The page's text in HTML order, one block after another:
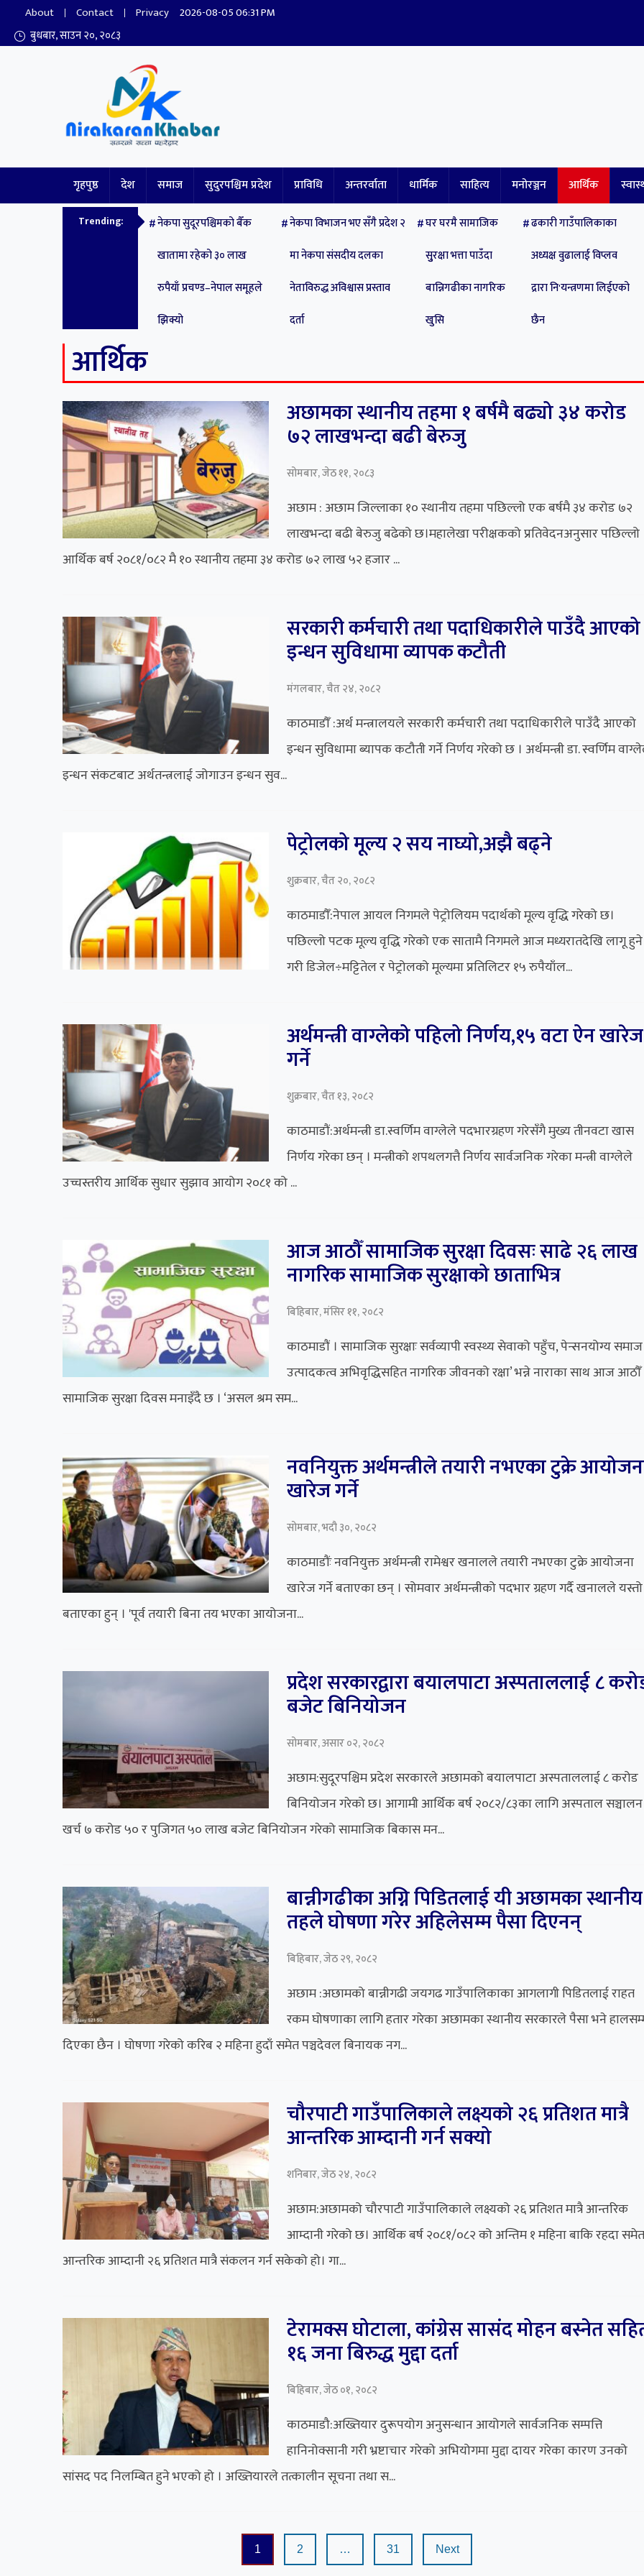
About Contact Privacy 2026-08-05 06:31 PM
बुधबार, साउन २०, २०८३
गृहपुष्ठ देश समाज सुदुरपश्चिम प्रदेश प्राविधि अन्तरर्वाता धार्मिक साहित्य मनोरञ्जन आर्थिक
Trending:
नेकपा सुदूरपश्चिमको बैँक
खातामा रहेको ३० लाख
रुपैयाँ प्रचण्ड–नेपाल समूहले
झिक्य‍ो
नेकपा विभाजन भए सँगै प्रदेश २
मा नेकपा संसदीय दलका
नेताविरुद्ध अविश्वास प्रस्ताव
दर्ता
घर घरमै सामाजिक
सुुरक्षा भत्ता पाउँदा
बान्निगढीका नागरिक
खुसि
ढकारी गाउँपालिकाका
अध्यक्ष वुढालाई विप्लव
द्रारा नि'यन्त्रणमा लिईएको
छैन
आर्थिक
अछामका स्थानीय तहमा १ बर्षमै बढ्यो ३४ करोड
७२ लाखभन्दा बढी बेरुजु
सोमबार, जेठ ११, २०८३
अछाम : अछाम जिल्लाका १० स्थानीय तहमा पछिल्लो एक बर्षमै ३४ करोड ७२
लाखभन्दा बढी बेरुजु बढेको छ।महालेखा परीक्षकको प्रतिवेदनअनुसार पछिल्लो
आर्थिक बर्ष २०८१/०८२ मै १० स्थानीय तहमा ३४ करोड ७२ लाख ५२ हजार ...
सरकारी कर्मचारी तथा पदाधिकारीले पाउँदै आएको
इन्धन सुविधामा व्यापक कटौती
मंगलबार, चैत २४, २०८२
काठमाडौँ :अर्थ मन्त्रालयले सरकारी कर्मचारी तथा पदाधिकारीले पाउँदै आएको
इन्धन सुविधामा ब्यापक कटौती गर्ने निर्णय गरेको छ । अर्थमन्त्री डा. स्वर्णिम
इन्धन संकटबाट अर्थतन्त्रलाई जोगाउन इन्धन सुव...
पेट्रोलको मूल्य २ सय नाघ्यो,अझै बढ्ने
शुक्रबार, चैत २०, २०८२
काठमाडौँ:नेपाल आयल निगमले पेट्रोलियम पदार्थको मूल्य वृद्धि गरेको छ।
पछिल्लो पटक मूल्य वृद्धि गरेको एक सातामै निगमले आज मध्यरातदेखि लागू हुने
गरी डिजेल÷मट्टितेल र पेट्रोलको मूल्यमा प्रतिलिटर १५ रुपैयाँल...
अर्थमन्त्री वाग्लेको पहिलो निर्णय,१५ वटा ऐन खारेज
गर्ने
शुक्रबार, चैत १३, २०८२
काठमाडौं:अर्थमन्त्री डा.स्वर्णिम वाग्लेले पदभारग्रहण गरेसँगै मुख्य तीनवटा खास
निर्णय गरेका छन् । मन्त्रीको शपथलगत्तै निर्णय सार्वजनिक गरेका मन्त्री वाग्लेले
उच्चस्तरीय आर्थिक सुधार सुझाव आयोग २०८१ को ...
आज आठौँ सामाजिक सुरक्षा दिवसः साढे २६ लाख
नागरिक सामाजिक सुरक्षाको छाताभित्र
बिहिबार, मंसिर ११, २०८२
काठमाडौं । सामाजिक सुरक्षाः सर्वव्यापी स्वस्थ्य सेवाको पहुँच, पेन्सनयोग्य
उत्पादकत्व अभिवृद्धिसहित नागरिक जीवनको रक्षा’ भन्ने नाराका साथ आज आठौँ
सामाजिक सुरक्षा दिवस मनाइँदै छ । ‘असल श्रम सम...
नवनियुक्त अर्थमन्त्रीले तयारी नभएका टुक्रे
खारेज गर्ने
सोमबार, भदौ ३०, २०८२
काठमाडौंः नवनियुक्त अर्थमन्त्री रामेश्वर खनालले तयारी नभएका टुक्रे आयोजना
खारेज गर्ने बताएका छन् । सोमवार अर्थमन्त्रीको पदभार ग्रहण गर्दै खनालले यस्तो
बताएका हुन् । 'पूर्व तयारी बिना तय भएका आयोजना...
प्रदेश सरकारद्वारा बयालपाटा अस्पताललाई ८
बजेट बिनियोजन
सोमबार, असार ०२, २०८२
अछाम:सुदूरपश्चिम प्रदेश सरकारले अछामको बयालपाटा अस्पताललाई ८ करोड
बिनियोजन गरेको छ। आगामी आर्थिक बर्ष २०८२/८३का लागि अस्पताल सञ्चालन
खर्च ७ करोड ५० र पुजिगत ५० लाख बजेट बिनियोजन गरेको सामाजिक बिकास मन...
बान्नीगढीका अग्नि पिडितलाई यी अछामका स्थानीय
तहले घोषणा गरेर अहिलेसम्म पैसा दिएनन्
बिहिबार, जेठ २९, २०८२
अछाम :अछामको बान्नीगढी जयगढ गाउँपालिकाका आगलागी पिडितलाई राहत
रकम घोषणाका लागि हतार गरेका अछामका स्थानीय सरकारले पैसा भने
दिएका छैन । घोषणा गरेको करिब २ महिना हुदाँ समेत पञ्चदेवल बिनायक नग...
चौरपाटी गाउँपालिकाले लक्ष्यको २६ प्रतिशत मात्रै
आन्तरिक आम्दानी गर्न सक्यो
शनिबार, जेठ २४, २०८२
अछाम:अछामको चौरपाटी गाउँपालिकाले लक्ष्यको २६ प्रतिशत मात्रै आन्तरिक
आम्दानी गरेको छ। आर्थिक बर्ष २०८१/०८२ को अन्तिम १ महिना बाकि रहदा समेत
आन्तरिक आम्दानी २६ प्रतिशत मात्रै संकलन गर्न सकेको हो। गा...
टेरामक्स घोटाला, कांग्रेस सासंद मोहन बस्नेत
१६ जना बिरुद्ध मुद्दा दर्ता
बिहिबार, जेठ ०१, २०८२
काठमाडौ:अख्तियार दुरूपयोग अनुसन्धान आयोगले सार्वजनिक सम्पत्ति
हानिनोक्सानी गरी भ्रष्टाचार गरेको अभियोगमा मुद्दा दायर गरेका कारण उनको
सांसद पद निलम्बित हुने भएको हो । अख्तियारले तत्कालीन सूचना तथा स...
1 2 … 31 Next